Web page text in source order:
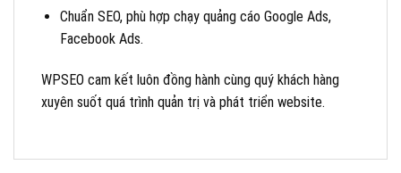
Chuẩn SEO, phù hợp chạy quảng cáo Google Ads,
Facebook Ads.
WPSEO cam kết luôn đồng hành cùng quý khách hàng
xuyên suốt quá trình quản trị và phát triển website.